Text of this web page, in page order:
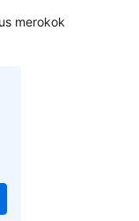
merokok